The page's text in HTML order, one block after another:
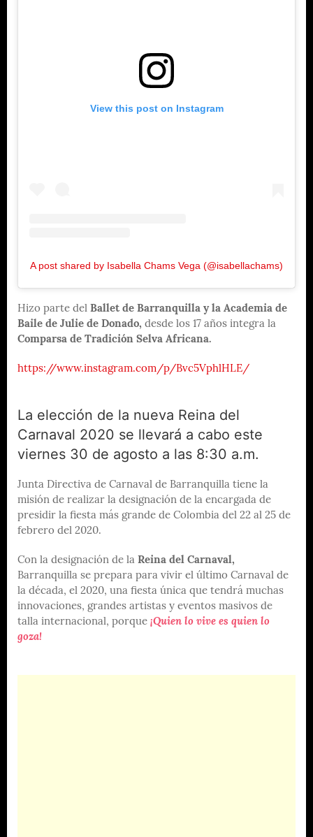
View this post on Instagram
A post shared by Isabella Chams Vega (@isabellachams)
Hizo parte del Ballet de Barranquilla y la Academia de
Baile de Julie de Donado, desde los 17 años integra la
Comparsa de Tradición Selva Africana.
https://www.instagram.com/p/Bvc5VphlHLE/
La elección de la nueva Reina del
Carnaval 2020 se llevará a cabo este
viernes 30 de agosto a las 8:30 a.m.
Junta Directiva de Carnaval de Barranquilla tiene la
misión de realizar la designación de la encargada de
presidir la fiesta más grande de Colombia del 22 al 25 de
febrero del 2020.
Con la designación de la Reina del Carnaval,
Barranquilla se prepara para vivir el último Carnaval de
la década, el 2020, una fiesta única que tendrá muchas
innovaciones, grandes artistas y eventos masivos de
talla internacional, porque ¡Quien lo vive es quien lo
goza!